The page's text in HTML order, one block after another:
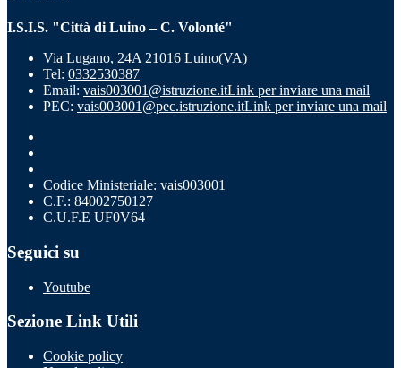
I.S.I.S. "Città di Luino – C. Volonté"
Via Lugano, 24A 21016 Luino(VA)
Tel: 0332530387
Email: vais003001@istruzione.itLink per inviare una mail
PEC: vais003001@pec.istruzione.itLink per inviare una mail
Codice Ministeriale: vais003001
C.F.: 84002750127
C.U.F.E UF0V64
Seguici su
Youtube
Sezione Link Utili
Cookie policy